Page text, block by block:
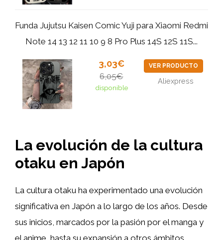
Funda Jujutsu Kaisen Comic Yuji para Xiaomi Redmi
Note 14 13 12 11 10 9 8 Pro Plus 14S 12S 11S...
3,03€
6,05€
disponible
VER PRODUCTO
Aliexpress
La evolución de la cultura
otaku en Japón
La cultura otaku ha experimentado una evolución
significativa en Japón a lo largo de los años. Desde
sus inicios, marcados por la pasión por el manga y
el anime, hasta su expansión a otros ámbitos